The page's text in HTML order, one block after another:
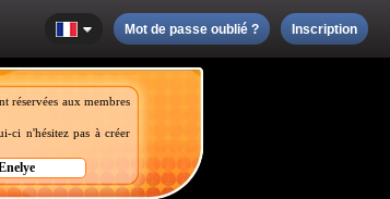
Mot de passe oublié ? Inscription
réservées aux membres
ci n'hésitez pas à créer